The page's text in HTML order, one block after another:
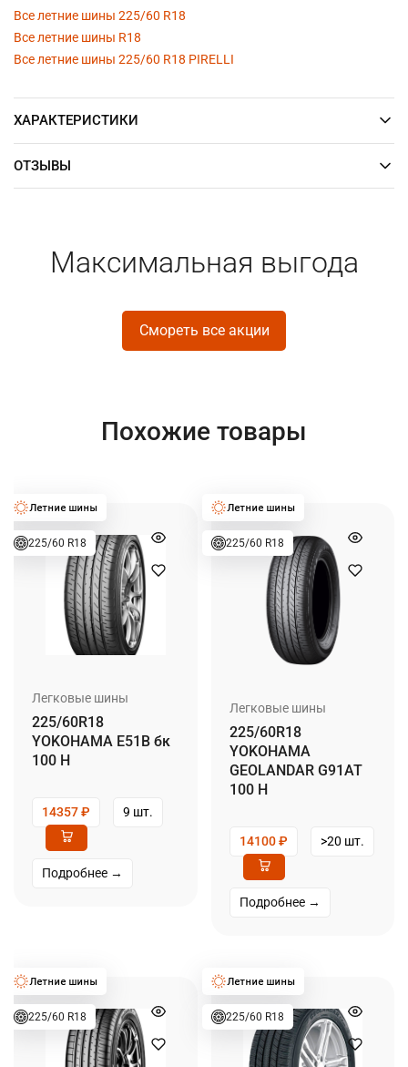
Все летние шины 225/60 R18
Все летние шины R18
Все летние шины 225/60 R18 PIRELLI
ХАРАКТЕРИСТИКИ
ОТЗЫВЫ
Максимальная выгода
Смореть все акции
Похожие товары
225/60 R18
Легковые шины
225/60R18
YOKOHAMA E51B бк
100 H
14357₽ 9 шт.
Подробнее →
225/60 R18
Легковые шины
225/60R18
YOKOHAMA
GEOLANDAR G91AT
100 H
14100₽ >20 шт.
Подробнее →
225/60 R18 225/60 R18